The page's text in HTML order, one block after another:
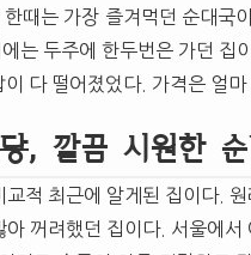
때는 가장 즐겨먹던 순대국
는 두주에 한두번은 가던
이 다 떨어졌었다. 가격은 얼
, 깔끔 시원한
교적 최근에 알게된 집이다.
아 꺼려했던 집이다. 서울에